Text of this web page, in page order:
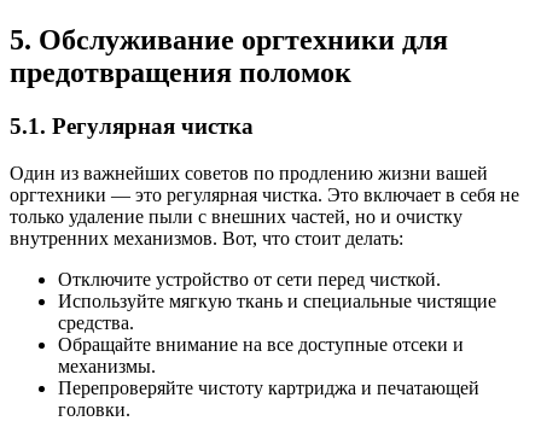
5. Обслуживание оргтехники для
предотвращения поломок
5.1. Регулярная чистка
Один из важнейших советов по продлению жизни вашей
оргтехники — это регулярная чистка. Это включает в себя не
только удаление пыли с внешних частей, но и очистку
внутренних механизмов. Вот, что стоит делать:
Отключите устройство от сети перед чисткой.
Используйте мягкую ткань и специальные чистящие
средства.
Обращайте внимание на все доступные отсеки и
механизмы.
Перепроверяйте чистоту картриджа и печатающей
головки.